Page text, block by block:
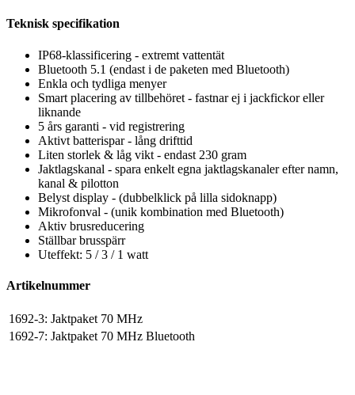
Teknisk specifikation
IP68-klassificering - extremt vattentät
Bluetooth 5.1 (endast i de paketen med Bluetooth)
Enkla och tydliga menyer
Smart placering av tillbehöret - fastnar ej i jackfickor eller
liknande
5 års garanti - vid registrering
Aktivt batterispar - lång drifttid
Liten storlek & låg vikt - endast 230 gram
Jaktlagskanal - spara enkelt egna jaktlagskanaler efter namn,
kanal & pilotton
Belyst display - (dubbelklick på lilla sidoknapp)
Mikrofonval - (unik kombination med Bluetooth)
Aktiv brusreducering
Ställbar brusspärr
Uteffekt: 5 / 3 / 1 watt
Artikelnummer
1692-3: Jaktpaket 70 MHz
1692-7: Jaktpaket 70 MHz Bluetooth